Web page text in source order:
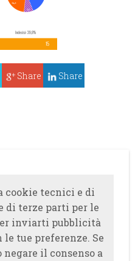
Share Share
cookie tecnici e di
di terze parti per le
inviarti pubblicità
tue preferenze. Se
il consenso a